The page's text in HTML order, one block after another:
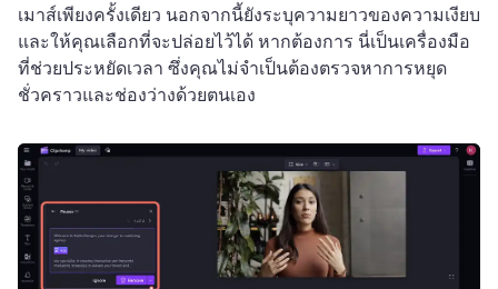
เมาส์เพียงครั้งเดียว นอกจากนี้ยังระบุความยาวของความเงียบ
และให้คุณเลือกที่จะปล่อยไว้ได้ หากต้องการ นี่เป็นเครื่องมือ
ที่ช่วยประหยัดเวลา ซึ่งคุณไม่จําเป็นต้องตรวจหาการหยุด
ชั่วคราวและช่องว่างด้วยตนเอง